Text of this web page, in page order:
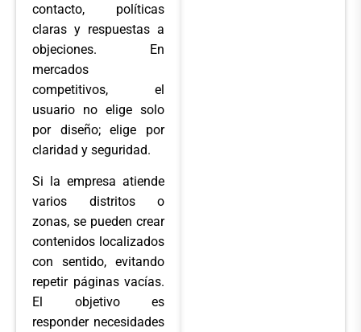
contacto, políticas
claras y respuestas a
objeciones. En
mercados
competitivos, el
usuario no elige solo
por diseño; elige por
claridad y seguridad.
Si la empresa atiende
varios distritos o
zonas, se pueden crear
contenidos localizados
con sentido, evitando
repetir páginas vacías.
El objetivo es
responder necesidades